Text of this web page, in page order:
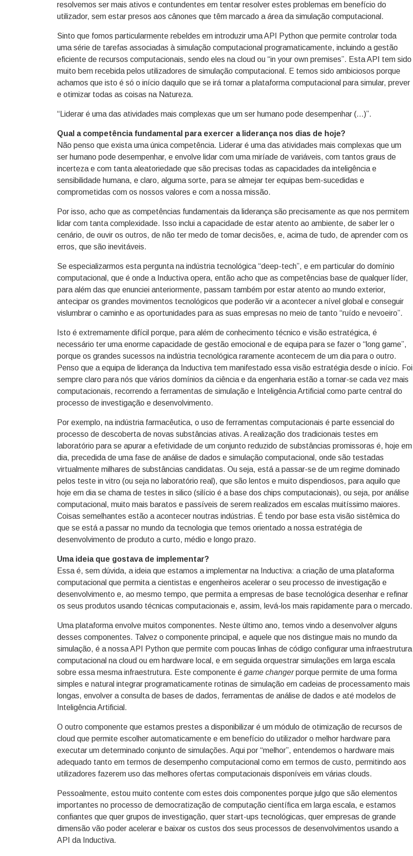
resolvemos ser mais ativos e contundentes em tentar resolver estes problemas em benefício do
utilizador, sem estar presos aos cânones que têm marcado a área da simulação computacional.
Sinto que fomos particularmente rebeldes em introduzir uma API Python que permite controlar toda
uma série de tarefas associadas à simulação computacional programaticamente, incluindo a gestão
eficiente de recursos computacionais, sendo eles na cloud ou “in your own premises”. Esta API tem sido
muito bem recebida pelos utilizadores de simulação computacional. E temos sido ambiciosos porque
achamos que isto é só o início daquilo que se irá tornar a plataforma computacional para simular, prever
e otimizar todas as coisas na Natureza.
“Liderar é uma das atividades mais complexas que um ser humano pode desempenhar (…)”.
Qual a competência fundamental para exercer a liderança nos dias de hoje?
Não penso que exista uma única competência. Liderar é uma das atividades mais complexas que um
ser humano pode desempenhar, e envolve lidar com uma miríade de variáveis, com tantos graus de
incerteza e com tanta aleatoriedade que são precisas todas as capacidades da inteligência e
sensibilidade humana, e claro, alguma sorte, para se almejar ter equipas bem-sucedidas e
comprometidas com os nossos valores e com a nossa missão.
Por isso, acho que as competências fundamentais da liderança são precisamente as que nos permitem
lidar com tanta complexidade. Isso inclui a capacidade de estar atento ao ambiente, de saber ler o
cenário, de ouvir os outros, de não ter medo de tomar decisões, e, acima de tudo, de aprender com os
erros, que são inevitáveis.
Se especializarmos esta pergunta na indústria tecnológica “deep-tech”, e em particular do domínio
computacional, que é onde a Inductiva opera, então acho que as competências base de qualquer líder,
para além das que enunciei anteriormente, passam também por estar atento ao mundo exterior,
antecipar os grandes movimentos tecnológicos que poderão vir a acontecer a nível global e conseguir
vislumbrar o caminho e as oportunidades para as suas empresas no meio de tanto “ruído e nevoeiro”.
Isto é extremamente difícil porque, para além de conhecimento técnico e visão estratégica, é
necessário ter uma enorme capacidade de gestão emocional e de equipa para se fazer o “long game”,
porque os grandes sucessos na indústria tecnológica raramente acontecem de um dia para o outro.
Penso que a equipa de liderança da Inductiva tem manifestado essa visão estratégia desde o início. Foi
sempre claro para nós que vários domínios da ciência e da engenharia estão a tornar-se cada vez mais
computacionais, recorrendo a ferramentas de simulação e Inteligência Artificial como parte central do
processo de investigação e desenvolvimento.
Por exemplo, na indústria farmacêutica, o uso de ferramentas computacionais é parte essencial do
processo de descoberta de novas substâncias ativas. A realização dos tradicionais testes em
laboratório para se apurar a efetividade de um conjunto reduzido de substâncias promissoras é, hoje em
dia, precedida de uma fase de análise de dados e simulação computacional, onde são testadas
virtualmente milhares de substâncias candidatas. Ou seja, está a passar-se de um regime dominado
pelos teste in vitro (ou seja no laboratório real), que são lentos e muito dispendiosos, para aquilo que
hoje em dia se chama de testes in silico (silício é a base dos chips computacionais), ou seja, por análise
computacional, muito mais baratos e passíveis de serem realizados em escalas muitíssimo maiores.
Coisas semelhantes estão a acontecer noutras indústrias. É tendo por base esta visão sistêmica do
que se está a passar no mundo da tecnologia que temos orientado a nossa estratégia de
desenvolvimento de produto a curto, médio e longo prazo.
Uma ideia que gostava de implementar?
Essa é, sem dúvida, a ideia que estamos a implementar na Inductiva: a criação de uma plataforma
computacional que permita a cientistas e engenheiros acelerar o seu processo de investigação e
desenvolvimento e, ao mesmo tempo, que permita a empresas de base tecnológica desenhar e refinar
os seus produtos usando técnicas computacionais e, assim, levá-los mais rapidamente para o mercado.
Uma plataforma envolve muitos componentes. Neste último ano, temos vindo a desenvolver alguns
desses componentes. Talvez o componente principal, e aquele que nos distingue mais no mundo da
simulação, é a nossa API Python que permite com poucas linhas de código configurar uma infraestrutura
computacional na cloud ou em hardware local, e em seguida orquestrar simulações em larga escala
sobre essa mesma infraestrutura. Este componente é game changerporque permite de uma forma
simples e natural integrar programaticamente rotinas de simulação em cadeias de processamento mais
longas, envolver a consulta de bases de dados, ferramentas de análise de dados e até modelos de
Inteligência Artificial.
O outro componente que estamos prestes a disponibilizar é um módulo de otimização de recursos de
cloud que permite escolher automaticamente e em benefício do utilizador o melhor hardware para
executar um determinado conjunto de simulações. Aqui por “melhor”, entendemos o hardware mais
adequado tanto em termos de desempenho computacional como em termos de custo, permitindo aos
utilizadores fazerem uso das melhores ofertas computacionais disponíveis em várias clouds.
Pessoalmente, estou muito contente com estes dois componentes porque julgo que são elementos
importantes no processo de democratização de computação científica em larga escala, e estamos
confiantes que quer grupos de investigação, quer start-ups tecnológicas, quer empresas de grande
dimensão vão poder acelerar e baixar os custos dos seus processos de desenvolvimentos usando a
API da Inductiva.